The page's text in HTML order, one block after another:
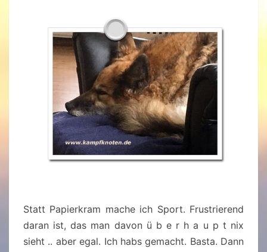
Statt Papierkram mache ich Sport. Frustrierend
daran ist, das man davon ü b e r h a u p t nix
sieht .. aber egal. Ich habs gemacht. Basta. Dann